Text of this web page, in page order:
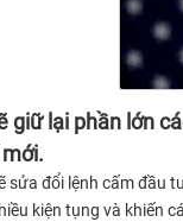
giữ lại phần lớn
sửa đổi lệnh cấm đầu
kiện tụng và khiến